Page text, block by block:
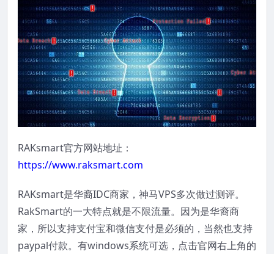
RAKsmart官方网站地址：
https://www.raksmart.com
RAKsmart是华裔IDC商家，神马VPS多次做过测评。
RakSmart的一大特点就是不限流量。因为是华裔商
家，所以支持支付宝和微信支付是必须的，当然也支持
paypal付款。有windows系统可选，点击官网右上角的